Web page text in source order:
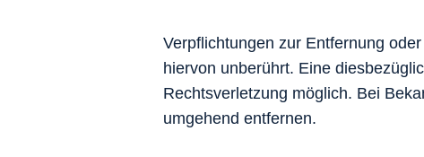
Verpflichtungen zur Entfernung
hiervon unberührt. Eine
Rechtsverletzung möglich. Bei
umgehend entfernen.